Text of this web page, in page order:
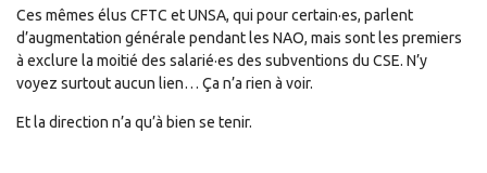
Ces mêmes élus CFTC et UNSA, qui pour certain·es, parlent
d’augmentation générale pendant les NAO, mais sont les premiers
à exclure la moitié des salarié·es des subventions du CSE. N’y
voyez surtout aucun lien… Ça n’a rien à voir.
Et la direction n’a qu’à bien se tenir.